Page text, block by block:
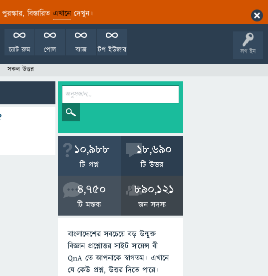
বিস্তারিত এখানেদেখুন।
লগ ইন
টপ ইউজার
ব্যাজ
পোল
চ্যাট রুম
সকল উত্তর
10,988
টি প্রশ্ন
18,690
টি উত্তর
4,750
টি মন্তব্য
890,121
জন সদস্য
বাংলাদেশের সবচেয়ে বড় উন্মুক্ত
বিজ্ঞান প্রশ্নোত্তর সাইট সায়েন্স বী
QnA তে আপনাকে স্বাগতম। এখানে
যে কেউ প্রশ্ন, উত্তর দিতে পারে।